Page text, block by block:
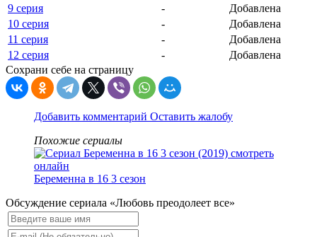
9 серия
-
Добавлена
10 серия
-
Добавлена
11 серия
-
Добавлена
12 серия
-
Добавлена
Сохрани себе на страницу
Добавить комментарий Оставить жалобу
Похожие сериалы
Беременна в 16 3 сезон
Обсуждение сериала «Любовь преодолеет все»